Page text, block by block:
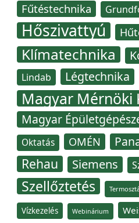
Fűtéstechnika
Hőszivattyú
Klímatechnika
Lindab Légtechnika
Magyar Mérnöki
Magyar
Oktatás OMÉN
Rehau Siemens
Szellőztetés
Vízkezelés Webinárium